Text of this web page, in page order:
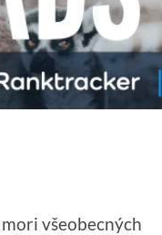
všeobecných